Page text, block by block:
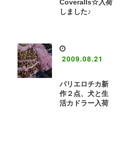
Coveralls☆入荷
しました♪
2009.08.21
パリエロチカ新
作２点、犬と生
活カドラー入荷